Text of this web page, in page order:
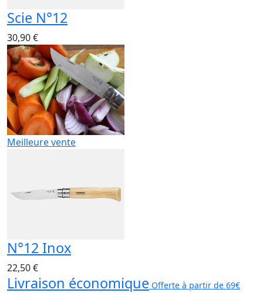
Scie N°12
30,90 €
Meilleure vente
N°12 Inox
22,50 €
Livraison économique Offerte à partir de 69€